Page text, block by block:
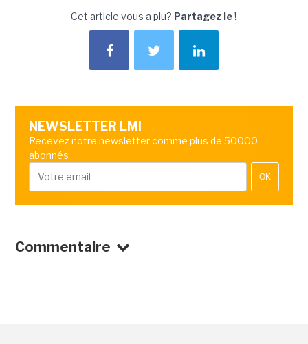
Cet article vous a plu? Partagez le !
NEWSLETTER LMI
Recevez notre newsletter comme plus de 50000
abonnés
OK
Commentaire